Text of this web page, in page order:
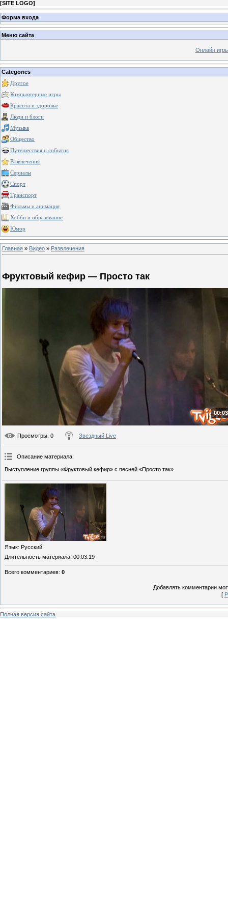
[SITE LOGO]
Форма входа
Меню сайта
Онлайн
Categories
Другое
Компьютерные игры
Красота и здоровье
Люди и блоги
Музыка
Общество
Путешествия и события
Развлечения
Сериалы
Спорт
Транспорт
Фильмы и анимация
Хобби и образование
Юмор
Главная » Видео » Развлечения
Фруктовый кефир — Просто так
Просмотры: 0 Звездный Live
Описание материала:
Выступление группы «Фруктовый кефир» с песней «Просто так».
Язык: Русский
Длительность материала: 00:03:19
Всего комментариев: 0
Добавлять комментарии
[
Полная версия сайта